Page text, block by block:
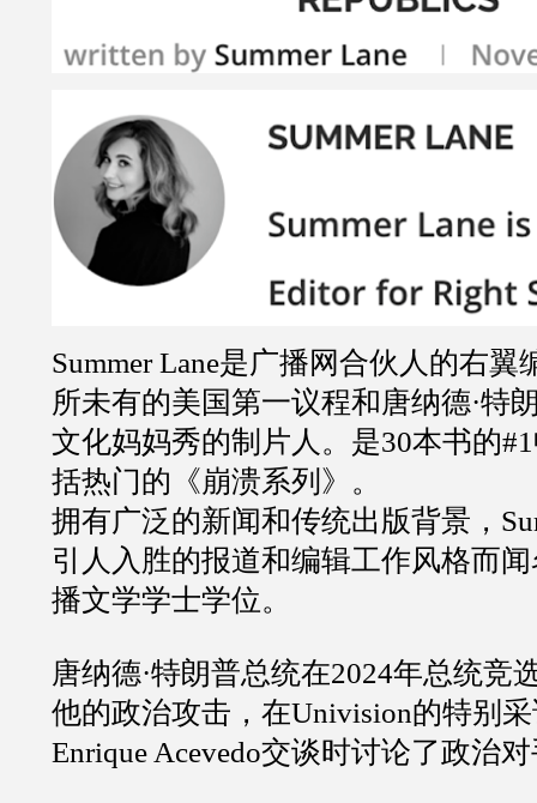
Summer Lane是广播网合伙人的右
所未有的美国第一议程和唐纳德·特
文化妈妈秀的制片人。是30本书的
括热门的《崩溃系列》。
拥有广泛的新闻和传统出版背景，
引人入胜的报道和编辑工作风格而
播文学学士学位。
唐纳德·特朗普总统在2024年总统竞
他的政治攻击，在Univision的特别
Enrique Acevedo交谈时讨论了政治